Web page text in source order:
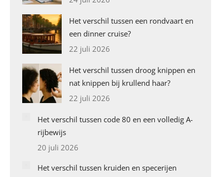
Het verschil tussen een rondvaart en
een dinner cruise?
22 juli 2026
Het verschil tussen droog knippen en
nat knippen bij krullend haar?
22 juli 2026
Het verschil tussen code 80 en een volledig A-
rijbewijs
20 juli 2026
Het verschil tussen kruiden en specerijen